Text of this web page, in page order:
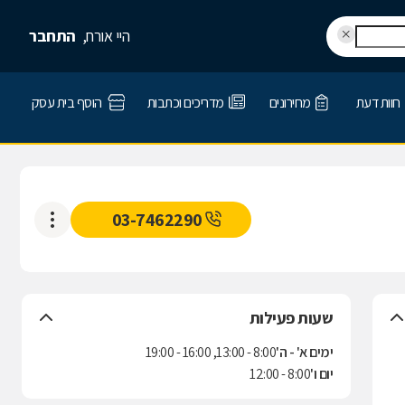
היי אורח, התחבר
חוות דעת מחירונים מדריכים וכתבות הוסף בית עסק
03-7462290
שעות פעילות
ימים א' - ה'8:00 - 13:00, 16:00 - 19:00
יום ו'8:00 - 12:00